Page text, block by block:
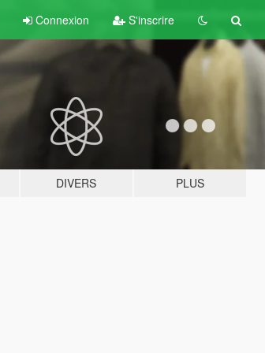
Connexion S'inscrire
DIVERS PLUS